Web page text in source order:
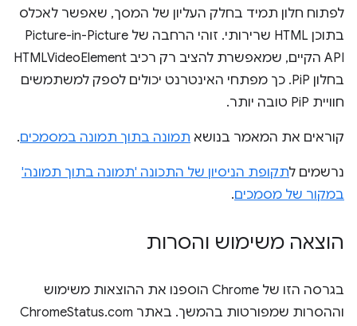
לפתוח חלון תמיד בחלק העליון של המסך, שאפשר לאכלס
בתוכן HTML שרירותי. זוהי הרחבה של Picture-in-Picture
API הקיים, שמאפשרת להציב רק רכיב HTMLVideoElement
בחלון PiP. כך מפתחי האינטרנט יכולים לספק למשתמשים
חוויית PiP טובה יותר.
קוראים את המאמר בנושא תמונה בתוך תמונה במסמכים.
נרשמים לתקופת הניסיון של התכונה 'תמונה בתוך תמונה'
במקור של מסמכים.
הוצאה משימוש והסרות
בגרסה הזו של Chrome הוספנו את ההוצאות משימוש
וההסרות שמפורטות בהמשך. באתר ChromeStatus.com